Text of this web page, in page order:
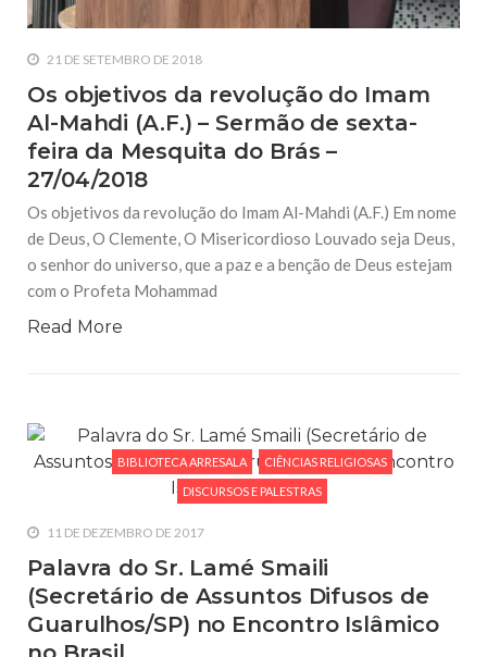
21 DE SETEMBRO DE 2018
Os objetivos da revolução do Imam
Al-Mahdi (A.F.) – Sermão de sexta-
feira da Mesquita do Brás –
27/04/2018
Os objetivos da revolução do Imam Al-Mahdi (A.F.) Em nome
de Deus, O Clemente, O Misericordioso Louvado seja Deus,
o senhor do universo, que a paz e a benção de Deus estejam
com o Profeta Mohammad
Read More
BIBLIOTECA ARRESALA CIÊNCIAS RELIGIOSAS
DISCURSOS E PALESTRAS
11 DE DEZEMBRO DE 2017
Palavra do Sr. Lamé Smaili
(Secretário de Assuntos Difusos de
Guarulhos/SP) no Encontro Islâmico